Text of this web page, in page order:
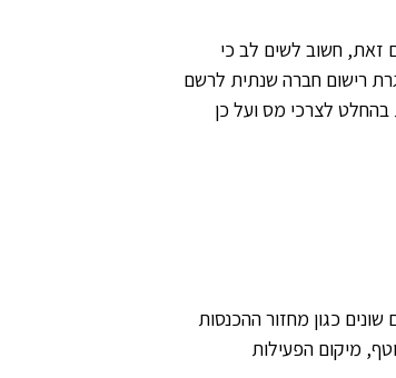
זאת, חשוב לשים לב כי
רישום חברה שנתית לרשם
בהחלט לצרכי מס ועל כן
כגון מחזור ההכנסות
מיקום הפעילות